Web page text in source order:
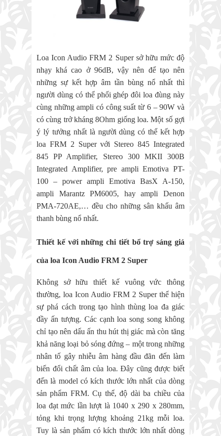
Loa Icon Audio FRM 2 Super sở hữu mức độ
nhạy khá cao ở 96dB, vậy nên để tạo nên
những sự kết hợp âm tần bùng nổ nhất thì
người dùng có thể phối ghép đôi loa đùng này
cùng những ampli có công suất từ 6 – 90W và
có cùng trở kháng 8Ohm giống loa. Một số gợi
ý lý tưởng nhất là người dùng có thể kết hợp
loa FRM 2 Super với Stereo 845 Integrated
845 PP Amplifier, Stereo 300 MKII 300B
Integrated Amplifier, pre ampli Emotiva PT-
100 – power ampli Emotiva BasX A-150,
ampli Marantz PM6005, hay ampli Denon
PMA-720AE,… đều cho những sân khấu âm
thanh bùng nổ nhất.
Thiết kế với những chi tiết bổ trợ sáng giá
của loa Icon Audio FRM 2 Super
Không sở hữu thiết kế vuông vức thông
thường, loa Icon Audio FRM 2 Super thể hiện
sự phá cách trong tạo hình thùng loa đa giác
đầy ấn tượng. Các cạnh loa song song không
chỉ tạo nên dấu ấn thu hút thị giác mà còn tăng
khả năng loại bỏ sóng đứng – một trong những
nhân tố gây nhiễu âm hàng đầu đãn đến làm
biến đổi chất âm của loa. Đây cũng được biết
đến là model có kích thước lớn nhất của dòng
sản phẩm FRM. Cụ thể, độ dài ba chiều của
loa đạt mức lần lượt là 1040 x 290 x 280mm,
tỏng khi trọng lượng khoảng 21kg mỗi loa.
Tuy là sản phẩm có kích thước lớn nhất dòng